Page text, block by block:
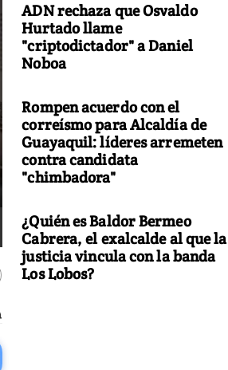
ADN rechaza que Osvaldo
Hurtado llame
"criptodictador" a Daniel
Noboa
Rompen acuerdo con el
correísmo para Alcaldía de
Guayaquil: líderes arremeten
contra candidata
"chimbadora"
¿Quién es Baldor Bermeo
Cabrera, el exalcalde al que la
justicia vincula con la banda
Los Lobos?